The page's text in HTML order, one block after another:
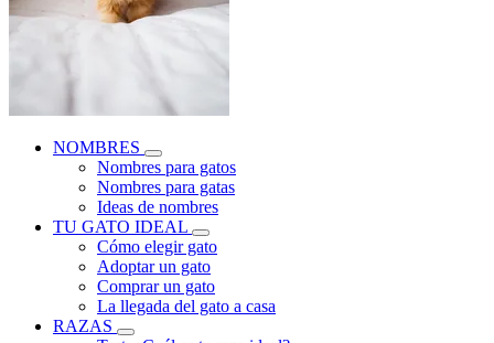
NOMBRES
Nombres para gatos
Nombres para gatas
Ideas de nombres
TU GATO IDEAL
Cómo elegir gato
Adoptar un gato
Comprar un gato
La llegada del gato a casa
RAZAS